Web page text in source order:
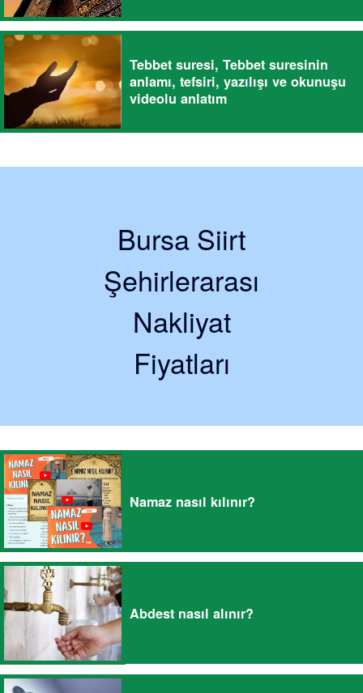
Tebbet suresi, Tebbet suresinin
anlamı, tefsiri, yazılışı ve okunuşu
videolu anlatım
Bursa Siirt
Şehirlerarası
Nakliyat
Fiyatları
Namaz nasıl kılınır?
Abdest nasıl alınır?